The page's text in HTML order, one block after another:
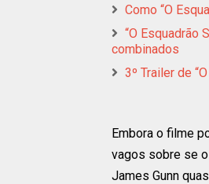
Como “O
“O Esquadrão
combinados
3º Trailer de
Embora o filme
vagos sobre se
James Gunn